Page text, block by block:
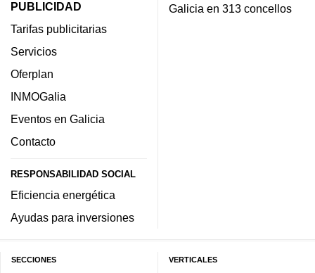
PUBLICIDAD
Tarifas publicitarias
Servicios
Oferplan
INMOGalia
Eventos en Galicia
Contacto
RESPONSABILIDAD SOCIAL
Eficiencia energética
Ayudas para inversiones
Galicia en 313 concellos
SECCIONES VERTICALES